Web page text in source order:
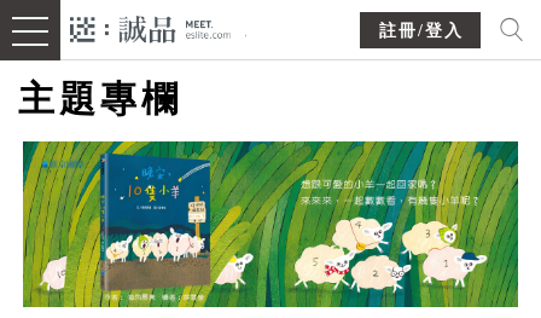
註冊/登入
主題專欄